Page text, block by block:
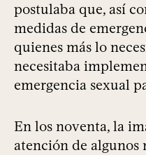
postulaba que, así
medidas de
quienes más lo
necesitaba
emergencia sexual
En los noventa, la
atención de algunos